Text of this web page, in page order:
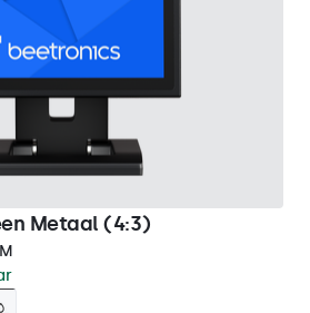
Metaal (4:3)